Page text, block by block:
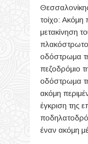
τοίχο: Ακόμη
μετακίνηση
οδόστρωμα
πεζοδρόμιο
οδόστρωμα
ακόμη
έγκριση της
έναν ακόμη